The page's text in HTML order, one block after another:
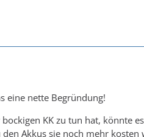
eine nette Begründung!
KK zu tun hat, könnte
Akkus sie noch mehr kosten